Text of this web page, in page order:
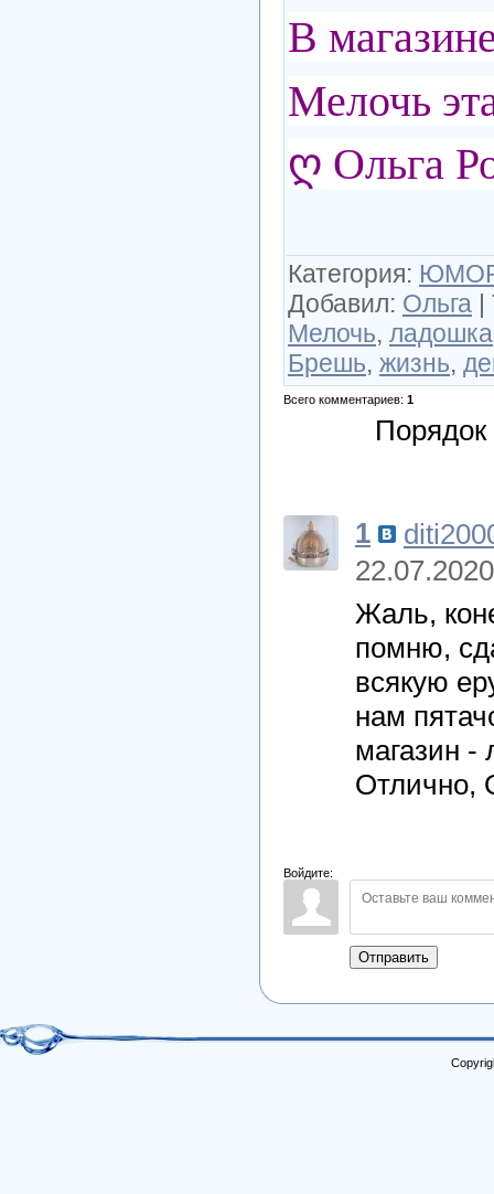
В
Мелочь
ღ Ольга
Категория:
Добавил: Ольга |
Мелочь, ладошка
Брешь, жизнь,
Всего комментариев: 1
1
22.07.2020
Жаль,
помню,
всякую
нам
магазин -
Отлично,
Войдите:
Отправить